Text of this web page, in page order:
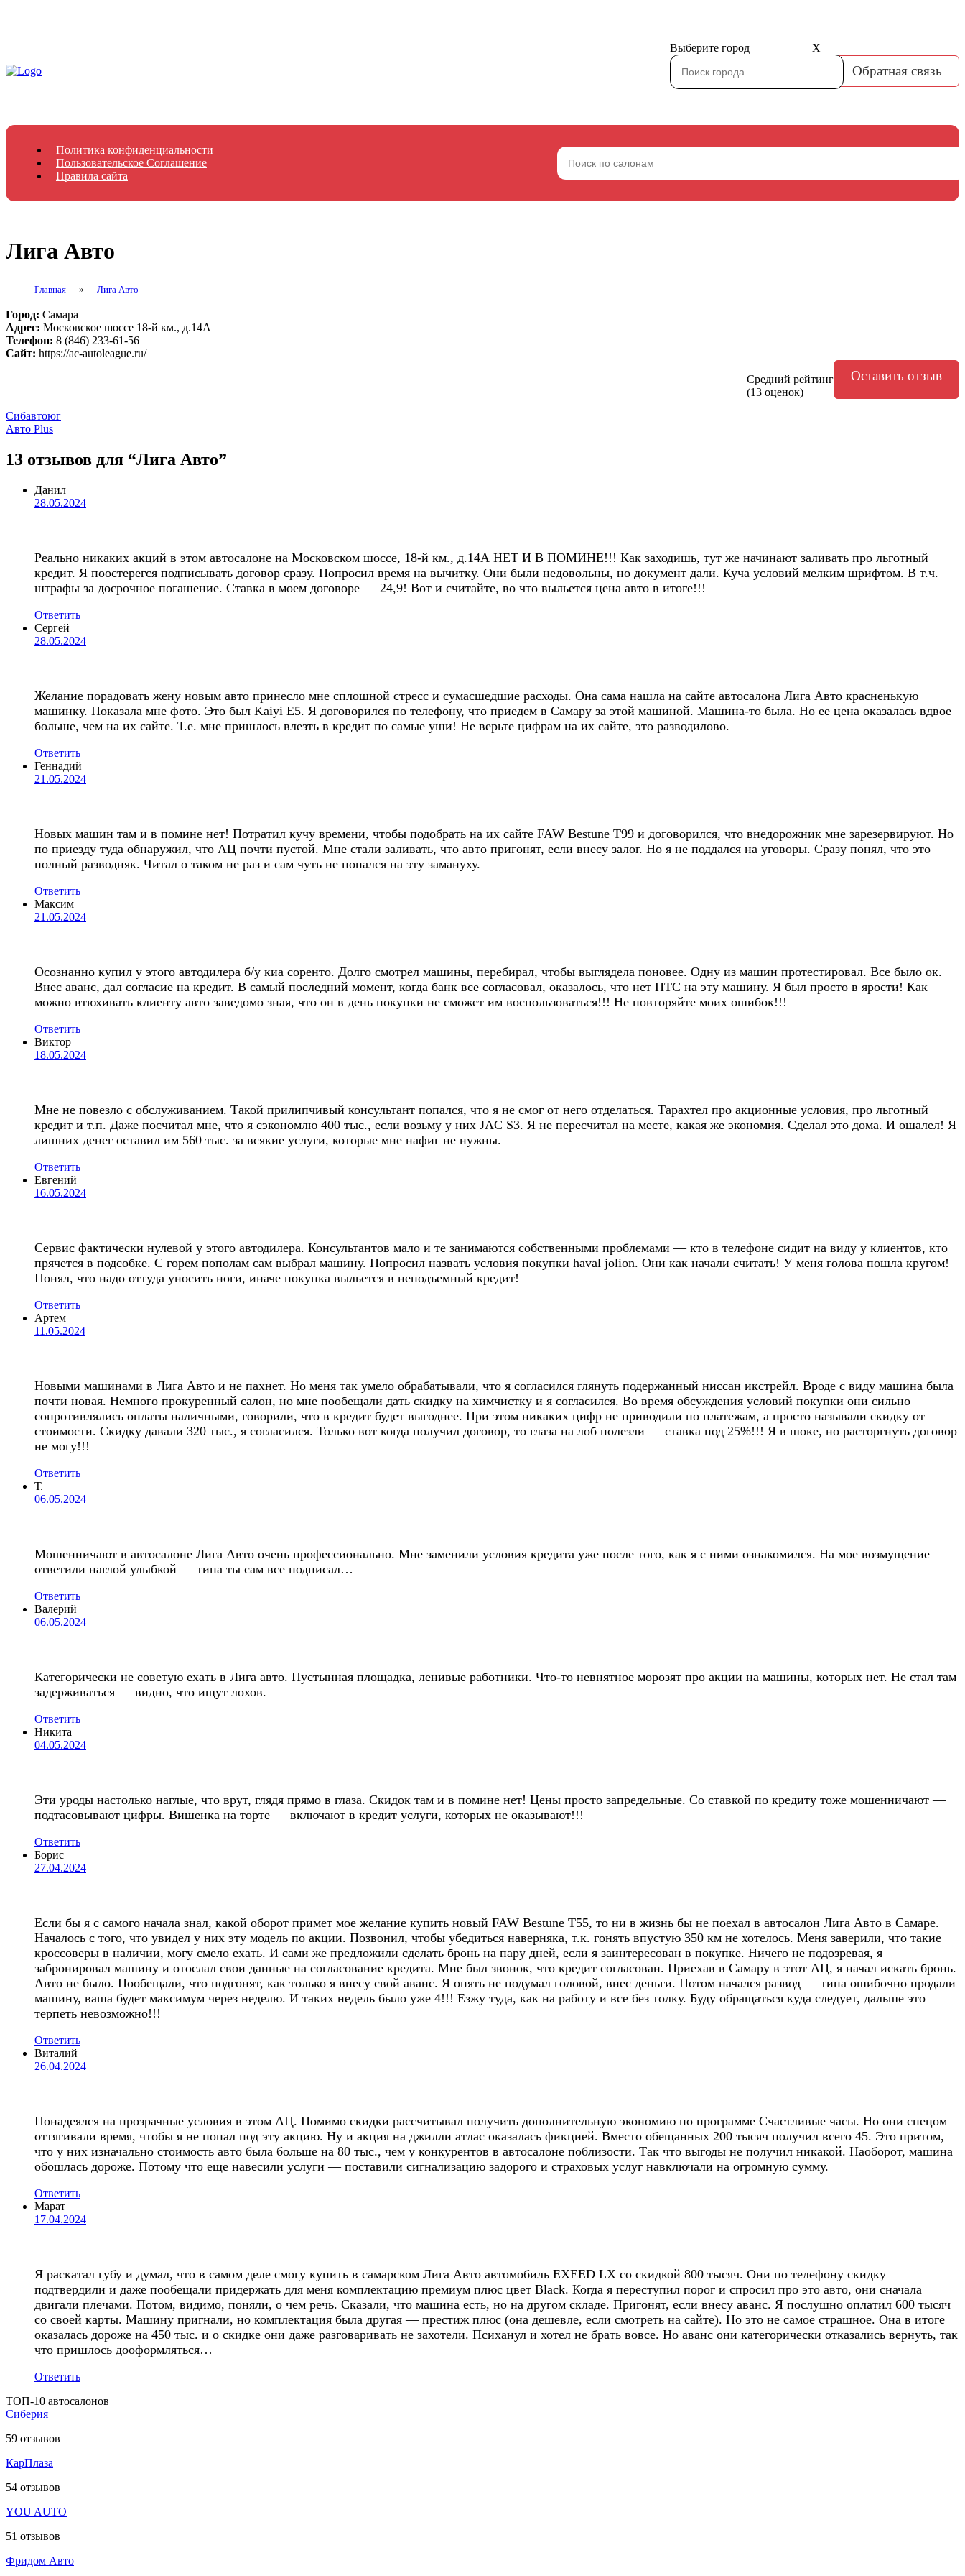
Выберите город X
Обратная связь
Политика конфиденциальности
Пользовательское Соглашение
Правила сайта
Лига Авто
Главная » Лига Авто
Город: Самара
Адрес: Московское шоссе 18-й км., д.14А
Телефон: 8 (846) 233-61-56
Сайт: https://ac-autoleague.ru/
Средний рейтинг
(13 оценок)
Оставить отзыв
Навигация
по
записям
Сибавтоюг
Авто Plus
13 отзывов для “Лига Авто”
Данил
28.05.2024
Реально никаких акций в этом автосалоне на Московском шоссе, 18-й км., д.14А НЕТ И В ПОМИНЕ!!! Как заходишь, тут же начинают заливать про льготный
кредит. Я поостерегся подписывать договор сразу. Попросил время на вычитку. Они были недовольны, но документ дали. Куча условий мелким шрифтом. В т.ч.
штрафы за досрочное погашение. Ставка в моем договоре — 24,9! Вот и считайте, во что выльется цена авто в итоге!!!
Ответить
Сергей
28.05.2024
Желание порадовать жену новым авто принесло мне сплошной стресс и сумасшедшие расходы. Она сама нашла на сайте автосалона Лига Авто красненькую
машинку. Показала мне фото. Это был Kaiyi E5. Я договорился по телефону, что приедем в Самару за этой машиной. Машина-то была. Но ее цена оказалась вдвое
больше, чем на их сайте. Т.е. мне пришлось влезть в кредит по самые уши! Не верьте цифрам на их сайте, это разводилово.
Ответить
Геннадий
21.05.2024
Новых машин там и в помине нет! Потратил кучу времени, чтобы подобрать на их сайте FAW Bestune T99 и договорился, что внедорожник мне зарезервируют. Но
по приезду туда обнаружил, что АЦ почти пустой. Мне стали заливать, что авто пригонят, если внесу залог. Но я не поддался на уговоры. Сразу понял, что это
полный разводняк. Читал о таком не раз и сам чуть не попался на эту замануху.
Ответить
Максим
21.05.2024
Осознанно купил у этого автодилера б/у киа соренто. Долго смотрел машины, перебирал, чтобы выглядела поновее. Одну из машин протестировал. Все было ок.
Внес аванс, дал согласие на кредит. В самый последний момент, когда банк все согласовал, оказалось, что нет ПТС на эту машину. Я был просто в ярости! Как
можно втюхивать клиенту авто заведомо зная, что он в день покупки не сможет им воспользоваться!!! Не повторяйте моих ошибок!!!
Ответить
Виктор
18.05.2024
Мне не повезло с обслуживанием. Такой прилипчивый консультант попался, что я не смог от него отделаться. Тарахтел про акционные условия, про льготный
кредит и т.п. Даже посчитал мне, что я сэкономлю 400 тыс., если возьму у них JAC S3. Я не пересчитал на месте, какая же экономия. Сделал это дома. И ошалел! Я
лишних денег оставил им 560 тыс. за всякие услуги, которые мне нафиг не нужны.
Ответить
Евгений
16.05.2024
Сервис фактически нулевой у этого автодилера. Консультантов мало и те занимаются собственными проблемами — кто в телефоне сидит на виду у клиентов, кто
прячется в подсобке. С горем пополам сам выбрал машину. Попросил назвать условия покупки haval jolion. Они как начали считать! У меня голова пошла кругом!
Понял, что надо оттуда уносить ноги, иначе покупка выльется в неподъемный кредит!
Ответить
Артем
11.05.2024
Новыми машинами в Лига Авто и не пахнет. Но меня так умело обрабатывали, что я согласился глянуть подержанный ниссан икстрейл. Вроде с виду машина была
почти новая. Немного прокуренный салон, но мне пообещали дать скидку на химчистку и я согласился. Во время обсуждения условий покупки они сильно
сопротивлялись оплаты наличными, говорили, что в кредит будет выгоднее. При этом никаких цифр не приводили по платежам, а просто называли скидку от
стоимости. Скидку давали 320 тыс., я согласился. Только вот когда получил договор, то глаза на лоб полезли — ставка под 25%!!! Я в шоке, но расторгнуть договор
не могу!!!
Ответить
Т.
06.05.2024
Мошенничают в автосалоне Лига Авто очень профессионально. Мне заменили условия кредита уже после того, как я с ними ознакомился. На мое возмущение
ответили наглой улыбкой — типа ты сам все подписал…
Ответить
Валерий
06.05.2024
Категорически не советую ехать в Лига авто. Пустынная площадка, ленивые работники. Что-то невнятное морозят про акции на машины, которых нет. Не стал там
задерживаться — видно, что ищут лохов.
Ответить
Никита
04.05.2024
Эти уроды настолько наглые, что врут, глядя прямо в глаза. Скидок там и в помине нет! Цены просто запредельные. Со ставкой по кредиту тоже мошенничают —
подтасовывают цифры. Вишенка на торте — включают в кредит услуги, которых не оказывают!!!
Ответить
Борис
27.04.2024
Если бы я с самого начала знал, какой оборот примет мое желание купить новый FAW Bestune T55, то ни в жизнь бы не поехал в автосалон Лига Авто в Самаре.
Началось с того, что увидел у них эту модель по акции. Позвонил, чтобы убедиться наверняка, т.к. гонять впустую 350 км не хотелось. Меня заверили, что такие
кроссоверы в наличии, могу смело ехать. И сами же предложили сделать бронь на пару дней, если я заинтересован в покупке. Ничего не подозревая, я
забронировал машину и отослал свои данные на согласование кредита. Мне был звонок, что кредит согласован. Приехав в Самару в этот АЦ, я начал искать бронь.
Авто не было. Пообещали, что подгонят, как только я внесу свой аванс. Я опять не подумал головой, внес деньги. Потом начался развод — типа ошибочно продали
машину, ваша будет максимум через неделю. И таких недель было уже 4!!! Езжу туда, как на работу и все без толку. Буду обращаться куда следует, дальше это
терпеть невозможно!!!
Ответить
Виталий
26.04.2024
Понадеялся на прозрачные условия в этом АЦ. Помимо скидки рассчитывал получить дополнительную экономию по программе Счастливые часы. Но они спецом
оттягивали время, чтобы я не попал под эту акцию. Ну и акция на джилли атлас оказалась фикцией. Вместо обещанных 200 тысяч получил всего 45. Это притом,
что у них изначально стоимость авто была больше на 80 тыс., чем у конкурентов в автосалоне поблизости. Так что выгоды не получил никакой. Наоборот, машина
обошлась дороже. Потому что еще навесили услуги — поставили сигнализацию задорого и страховых услуг навключали на огромную сумму.
Ответить
Марат
17.04.2024
Я раскатал губу и думал, что в самом деле смогу купить в самарском Лига Авто автомобиль EXEED LX со скидкой 800 тысяч. Они по телефону скидку
подтвердили и даже пообещали придержать для меня комплектацию премиум плюс цвет Black. Когда я переступил порог и спросил про это авто, они сначала
двигали плечами. Потом, видимо, поняли, о чем речь. Сказали, что машина есть, но на другом складе. Пригонят, если внесу аванс. Я послушно оплатил 600 тысяч
со своей карты. Машину пригнали, но комплектация была другая — престиж плюс (она дешевле, если смотреть на сайте). Но это не самое страшное. Она в итоге
оказалась дороже на 450 тыс. и о скидке они даже разговаривать не захотели. Психанул и хотел не брать вовсе. Но аванс они категорически отказались вернуть, так
что пришлось дооформляться…
Ответить
ТОП-10 автосалонов
Сиберия
59 отзывов
КарПлаза
54 отзывов
YOU AUTO
51 отзывов
Фридом Авто